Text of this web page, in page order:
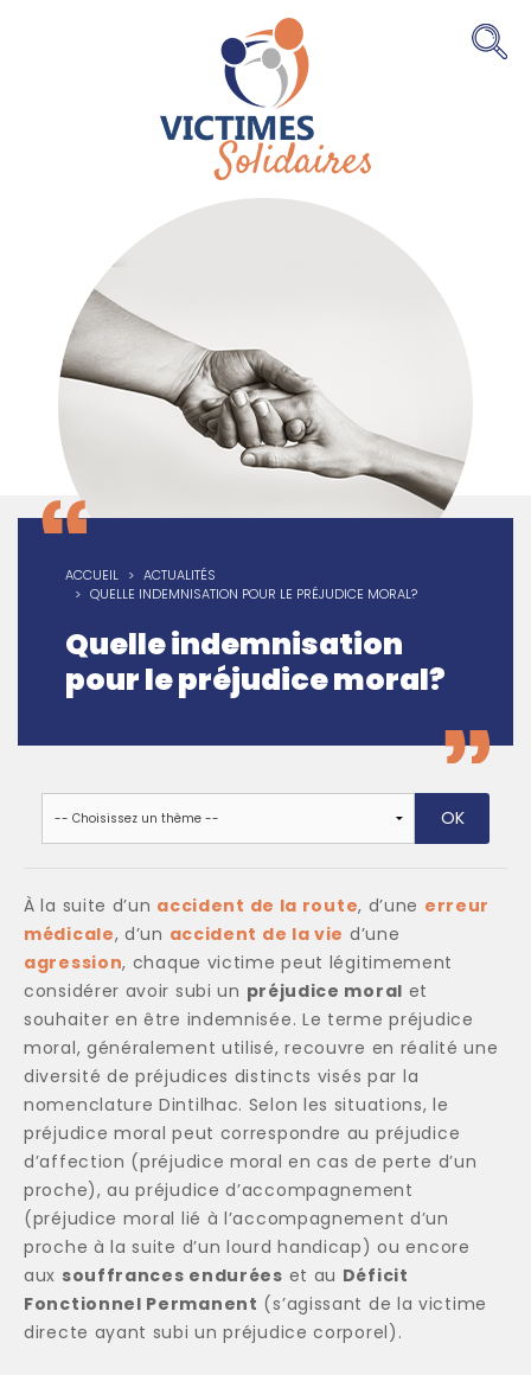
ACCUEIL
ACTUALITÉS
QUELLE INDEMNISATION POUR LE PRÉJUDICE MORAL?
Quelle indemnisation
pour le préjudice moral?
À la suite d’un accident de la route, d’une erreur
médicale, d’un accident de la vie d’une
agression, chaque victime peut légitimement
considérer avoir subi un préjudice moral et
souhaiter en être indemnisée. Le terme préjudice
moral, généralement utilisé, recouvre en réalité une
diversité de préjudices distincts visés par la
nomenclature Dintilhac. Selon les situations, le
préjudice moral peut correspondre au préjudice
d’affection (préjudice moral en cas de perte d’un
proche), au préjudice d’accompagnement
(préjudice moral lié à l’accompagnement d’un
proche à la suite d’un lourd handicap) ou encore
aux souffrances endurées et au Déficit
Fonctionnel Permanent (s’agissant de la victime
directe ayant subi un préjudice corporel).